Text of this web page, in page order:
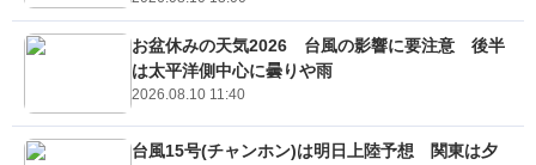
お盆休みの天気2026 台風の影響に要注意 後半
は太平洋側中心に曇りや雨
2026.08.10 11:40
台風15号(チャンホン)は明日上陸予想 関東は夕